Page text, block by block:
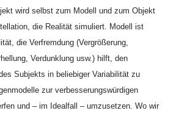
wird selbst zum Modell und zum Objekt
die Realität simuliert. Modell ist
die Verfremdung (Vergrößerung,
Verdunklung usw.) hilft, den
Subjekts in beliebiger Variabilität zu
zur verbesserungswürdigen
und – im Idealfall – umzusetzen. Wo wir